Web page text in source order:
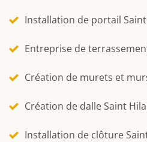
Installation de portail
Entreprise de
Création de murets et
Création de dalle Saint
Installation de clôture